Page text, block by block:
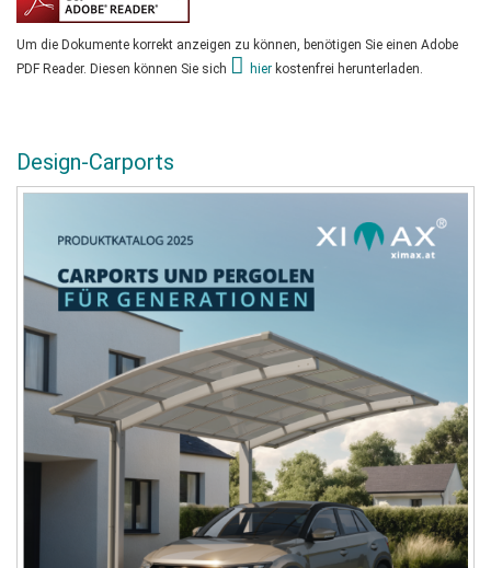
Um die Dokumente korrekt anzeigen zu können, benötigen Sie einen Adobe
PDF Reader. Diesen können Sie sich
hier kostenfrei herunterladen.
Design-Carports